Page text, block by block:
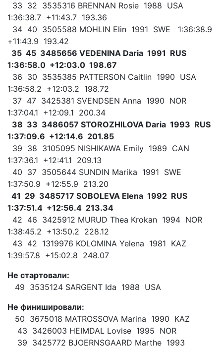
33 32 3535316 BRENNAN Rosie 1988 USA
1:36:38.7 +11:43.7 193.36
34 40 3505588 MOHLIN Elin 1991 SWE 1:36:38.9
+11:43.9 193.42
35 45 3485656 VEDENINA Daria 1991 RUS
1:36:58.0 +12:03.0 198.67
36 30 3535385 PATTERSON Caitlin 1990 USA
1:36:58.2 +12:03.2 198.72
37 47 3425381 SVENDSEN Anna 1990 NOR
1:37:04.1 +12:09.1 200.34
38 33 3486057 STOROZHILOVA Daria 1993 RUS
1:37:09.6 +12:14.6 201.85
39 38 3105095 NISHIKAWA Emily 1989 CAN
1:37:36.1 +12:41.1 209.13
40 37 3505644 SUNDIN Marika 1991 SWE
1:37:50.9 +12:55.9 213.20
41 29 3485717 SOBOLEVA Elena 1992 RUS
1:37:51.4 +12:56.4 213.34
42 46 3425912 MURUD Thea Krokan 1994 NOR
1:38:45.2 +13:50.2 228.12
43 42 1319976 KOLOMINA Yelena 1981 KAZ
1:39:57.8 +15:02.8 248.07
Не стартовали:
49 3535124 SARGENT Ida 1988 USA
Не финишировали:
50 3675018 MATROSSOVA Marina 1990 KAZ
43 3426003 HEIMDAL Lovise 1995 NOR
39 3425772 BJOERNSGAARD Marthe 1993